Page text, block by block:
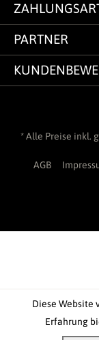
PARTNER
* Alle Preise inkl.
AGB
Diese Website
Erfahrung